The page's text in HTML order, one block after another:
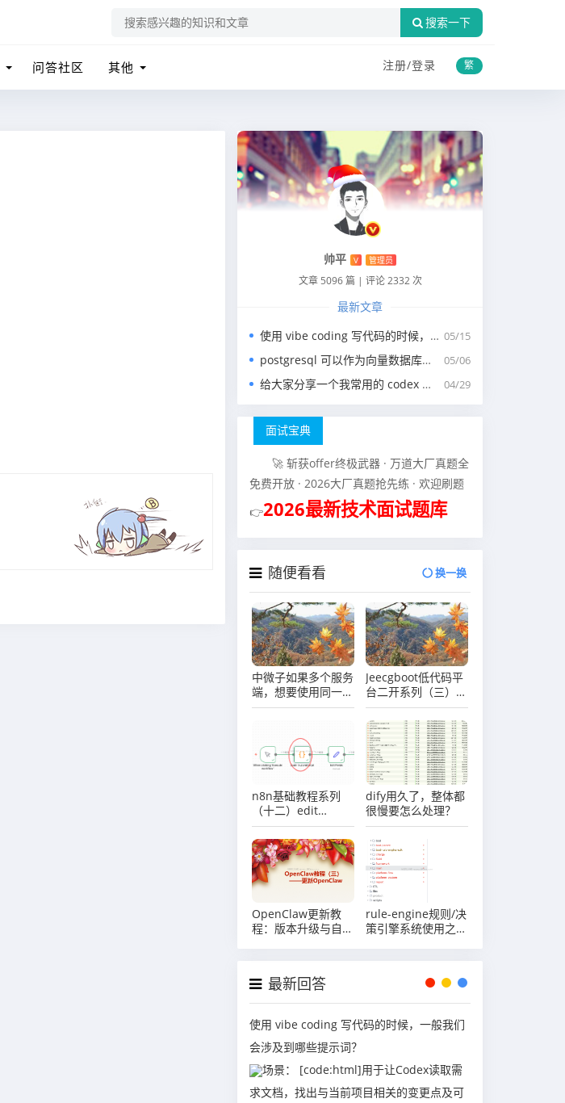
搜索一下
问答社区 其他 注册/登录 繁
帅平 V 管理员
文章 5096 篇 | 评论 2332 次
最新文章
05/15
使用 vibe coding 写代码的时候，一般我们会涉及到哪些提示词？
05/06
postgresql 可以作为向量数据库，那我们安装哪个版本呢？
04/29
给大家分享一个我常用的 codex 中的 agents.md 文件
面试宝典
🚀 斩获offer终极武器 · 万道大厂真题全
免费开放 · 2026大厂真题抢先练 · 欢迎刷题
👉2026最新技术面试题库
随便看看 换一换
中微子如果多个服务
端，想要使用同一个
客户端，这种模式支
Jeecgboot低代码平
台二开系列（三）
JeecgBoot前端开发
环境搭建准备
n8n基础教程系列
（十二）edit
fields（SET）节点
介绍
dify用久了，整体都
很慢要怎么处理？
OpenClaw更新教
程：版本升级与自动
rule-engine规则/决
策引擎系统使用之踩
最新回答
使用 vibe coding 写代码的时候，一般我们
会涉及到哪些提示词？
场景： [code:html]用于让Codex读取需
求文档，找出与当前项目相关的变更点及可